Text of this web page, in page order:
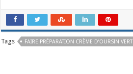
Tags FAIRE PRÉPARATION CRÈME D’OURSIN VERT